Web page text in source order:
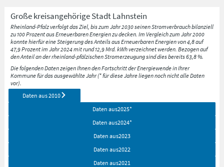
Große kreisangehörige Stadt Lahnstein
Rheinland-Pfalz verfolgt das Ziel, bis zum Jahr 2030 seinen Stromverbrauch bilanziell
zu 100 Prozent aus Erneuerbaren Energien zu decken. Im Vergleich zum Jahr 2000
konnte hierfür eine Steigerung des Anteils aus Erneuerbaren Energien von 4,8 auf
47,9 Prozent im Jahr 2024 mit rund 12,9 Mrd. kWh verzeichnet werden. Bezogen auf
den Anteil an der rheinland-pfälzischen Stromerzeugung sind dies bereits 63,8 %.
Die folgenden Daten zeigen Ihnen den Fortschritt der Energiewende in Ihrer
Kommune für das ausgewählte Jahr (* für diese Jahre liegen noch nicht alle Daten
vor).
Daten aus2010
Daten aus2025*
Daten aus2024*
Daten aus2023
Daten aus2022
Daten aus2021